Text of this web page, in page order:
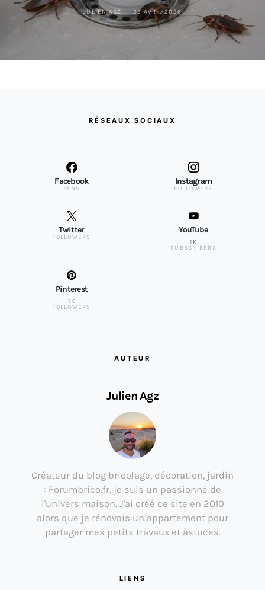
JULIEN AGZ 22 AVRIL 2026
RÉSEAUX SOCIAUX
Facebook
FANS
Instagram
FOLLOWERS
Twitter
FOLLOWERS
YouTube
1K
SUBSCRIBERS
Pinterest
1K
FOLLOWERS
AUTEUR
Julien Agz
Créateur du blog bricolage, décoration, jardin
: Forumbrico.fr, je suis un passionné de
l'univers maison. J'ai créé ce site en 2010
alors que je rénovais un appartement pour
partager mes petits travaux et astuces.
LIENS